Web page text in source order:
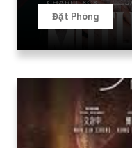
Đặt Phòng